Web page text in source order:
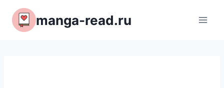
Перейти
содержимому
manga-read.ru